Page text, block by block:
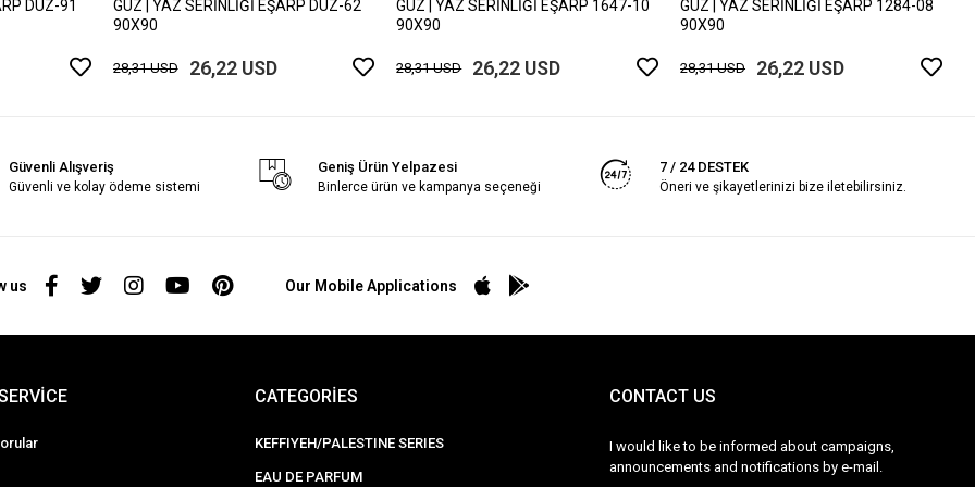
DÜZ-91
GÜZ | YAZ SERİNLİĞİ EŞARP DÜZ-62
90X90
28,31 USD 26,22 USD
GÜZ | YAZ SERİNLİĞİ EŞARP 1647-10
90X90
28,31 USD 26,22 USD
GÜZ | YAZ SERİNLİĞİ EŞARP 1284-08
90X90
28,31 USD 26,22 USD
Güvenli Alışveriş
Güvenli ve kolay ödeme sistemi
Geniş Ürün Yelpazesi
Binlerce ürün ve kampanya seçeneği
7 / 24 DESTEK
Öneri ve şikayetlerinizi bize iletebilirsiniz.
us Our Mobile Applications
CATEGORİES
KEFFIYEH/PALESTINE SERIES
EAU DE PARFUM
CONTACT US
I would like to be informed about campaigns,
announcements and notifications by e-mail.